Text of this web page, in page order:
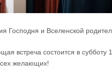
Господня и Вселенской
встреча состоится в субботу
желающих!